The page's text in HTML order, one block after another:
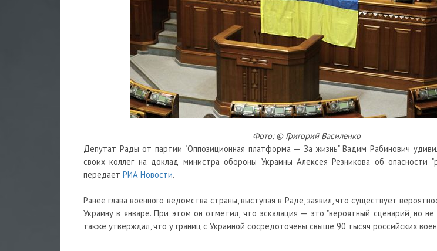
Фото: © Григорий Василенко
Депутат Рады от партии "Оппозиционная платформа — За жизнь" Вадим Рабинович
своих коллег на доклад министра обороны Украины Алексея Резникова об опасности
передает РИА Новости.
Ранее глава военного ведомства страны, выступая в Раде, заявил, что существует
Украину в январе. При этом он отметил, что эскалация — это "вероятный сценарий, но не
также утверждал, что у границ с Украиной сосредоточены свыше 90 тысяч российских